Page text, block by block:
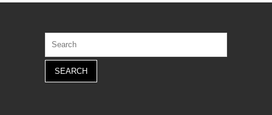
for: